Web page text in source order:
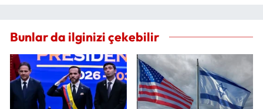
Bunlar da ilginizi çekebilir